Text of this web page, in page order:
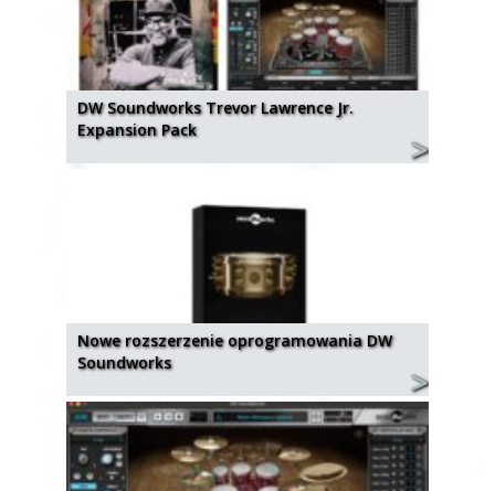
DW Soundworks Trevor Lawrence Jr.
Expansion Pack
Nowe rozszerzenie oprogramowania DW
Soundworks